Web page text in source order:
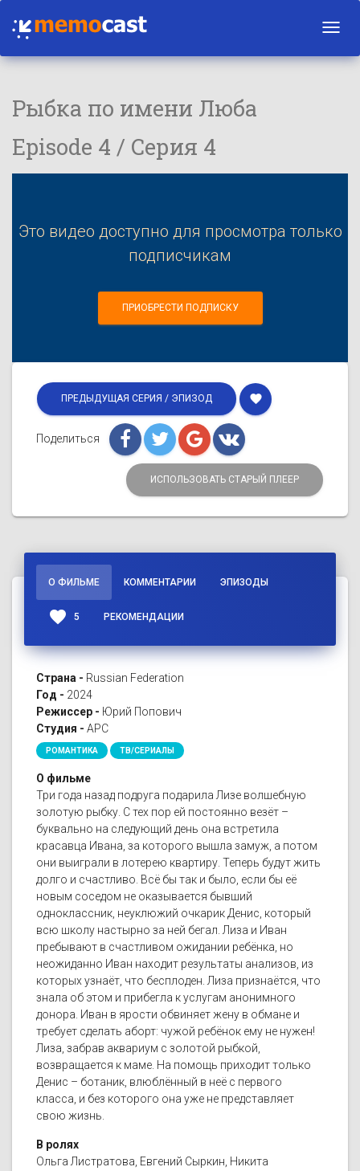
Рыбка по имени Люба
Episode 4 / Серия 4
Это видео доступно для просмотра только
подписчикам
ПРИОБРЕСТИ ПОДПИСКУ
ПРЕДЫДУЩАЯ СЕРИЯ / ЭПИЗОД favorite
Поделиться
ИСПОЛЬЗОВАТЬ СТАРЫЙ ПЛЕЕР
О ФИЛЬМЕ КОММЕНТАРИИ ЭПИЗОДЫ
favorite 5 РЕКОМЕНДАЦИИ
Страна - Russian Federation
Год - 2024
Режиссер - Юрий Попович
Студия - АРС
РОМАНТИКА ТВ/СЕРИАЛЫ
О фильме
Три года назад подруга подарила Лизе волшебную
золотую рыбку. С тех пор ей постоянно везёт –
буквально на следующий день она встретила
красавца Ивана, за которого вышла замуж, а потом
они выиграли в лотерею квартиру. Теперь будут жить
долго и счастливо. Всё бы так и было, если бы её
новым соседом не оказывается бывший
одноклассник, неуклюжий очкарик Денис, который
всю школу настырно за ней бегал. Лиза и Иван
пребывают в счастливом ожидании ребёнка, но
неожиданно Иван находит результаты анализов, из
которых узнаёт, что бесплоден. Лиза признаётся, что
знала об этом и прибегла к услугам анонимного
донора. Иван в ярости обвиняет жену в обмане и
требует сделать аборт: чужой ребёнок ему не нужен!
Лиза, забрав аквариум с золотой рыбкой,
возвращается к маме. На помощь приходит только
Денис – ботаник, влюблённый в неё с первого
класса, и без которого она уже не представляет
свою жизнь.
В ролях
Ольга Листратова, Евгений Сыркин, Никита